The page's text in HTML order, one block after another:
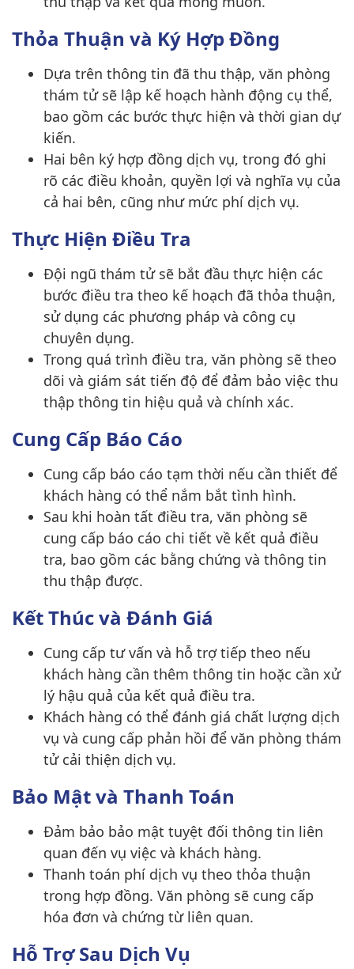
Thỏa Thuận và Ký Hợp Đồng
Dựa trên thông tin đã thu thập, văn phòng
thám tử sẽ lập kế hoạch hành động cụ thể,
bao gồm các bước thực hiện và thời gian dự
kiến.
Hai bên ký hợp đồng dịch vụ, trong đó ghi
rõ các điều khoản, quyền lợi và nghĩa vụ của
cả hai bên, cũng như mức phí dịch vụ.
Thực Hiện Điều Tra
Đội ngũ thám tử sẽ bắt đầu thực hiện các
bước điều tra theo kế hoạch đã thỏa thuận,
sử dụng các phương pháp và công cụ
chuyên dụng.
Trong quá trình điều tra, văn phòng sẽ theo
dõi và giám sát tiến độ để đảm bảo việc thu
thập thông tin hiệu quả và chính xác.
Cung Cấp Báo Cáo
Cung cấp báo cáo tạm thời nếu cần thiết để
khách hàng có thể nắm bắt tình hình.
Sau khi hoàn tất điều tra, văn phòng sẽ
cung cấp báo cáo chi tiết về kết quả điều
tra, bao gồm các bằng chứng và thông tin
thu thập được.
Kết Thúc và Đánh Giá
Cung cấp tư vấn và hỗ trợ tiếp theo nếu
khách hàng cần thêm thông tin hoặc cần xử
lý hậu quả của kết quả điều tra.
Khách hàng có thể đánh giá chất lượng dịch
vụ và cung cấp phản hồi để văn phòng thám
tử cải thiện dịch vụ.
Bảo Mật và Thanh Toán
Đảm bảo bảo mật tuyệt đối thông tin liên
quan đến vụ việc và khách hàng.
Thanh toán phí dịch vụ theo thỏa thuận
trong hợp đồng. Văn phòng sẽ cung cấp
hóa đơn và chứng từ liên quan.
Hỗ Trợ Sau Dịch Vụ